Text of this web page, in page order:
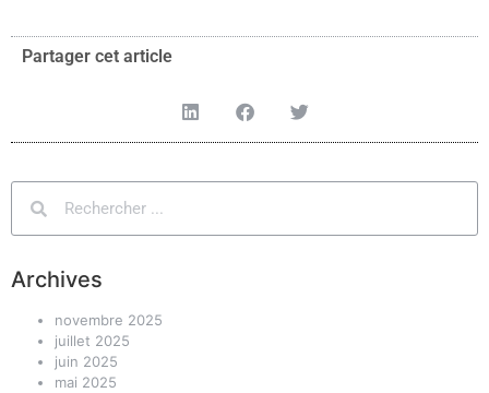
Partager cet article
Archives
novembre 2025
juillet 2025
juin 2025
mai 2025